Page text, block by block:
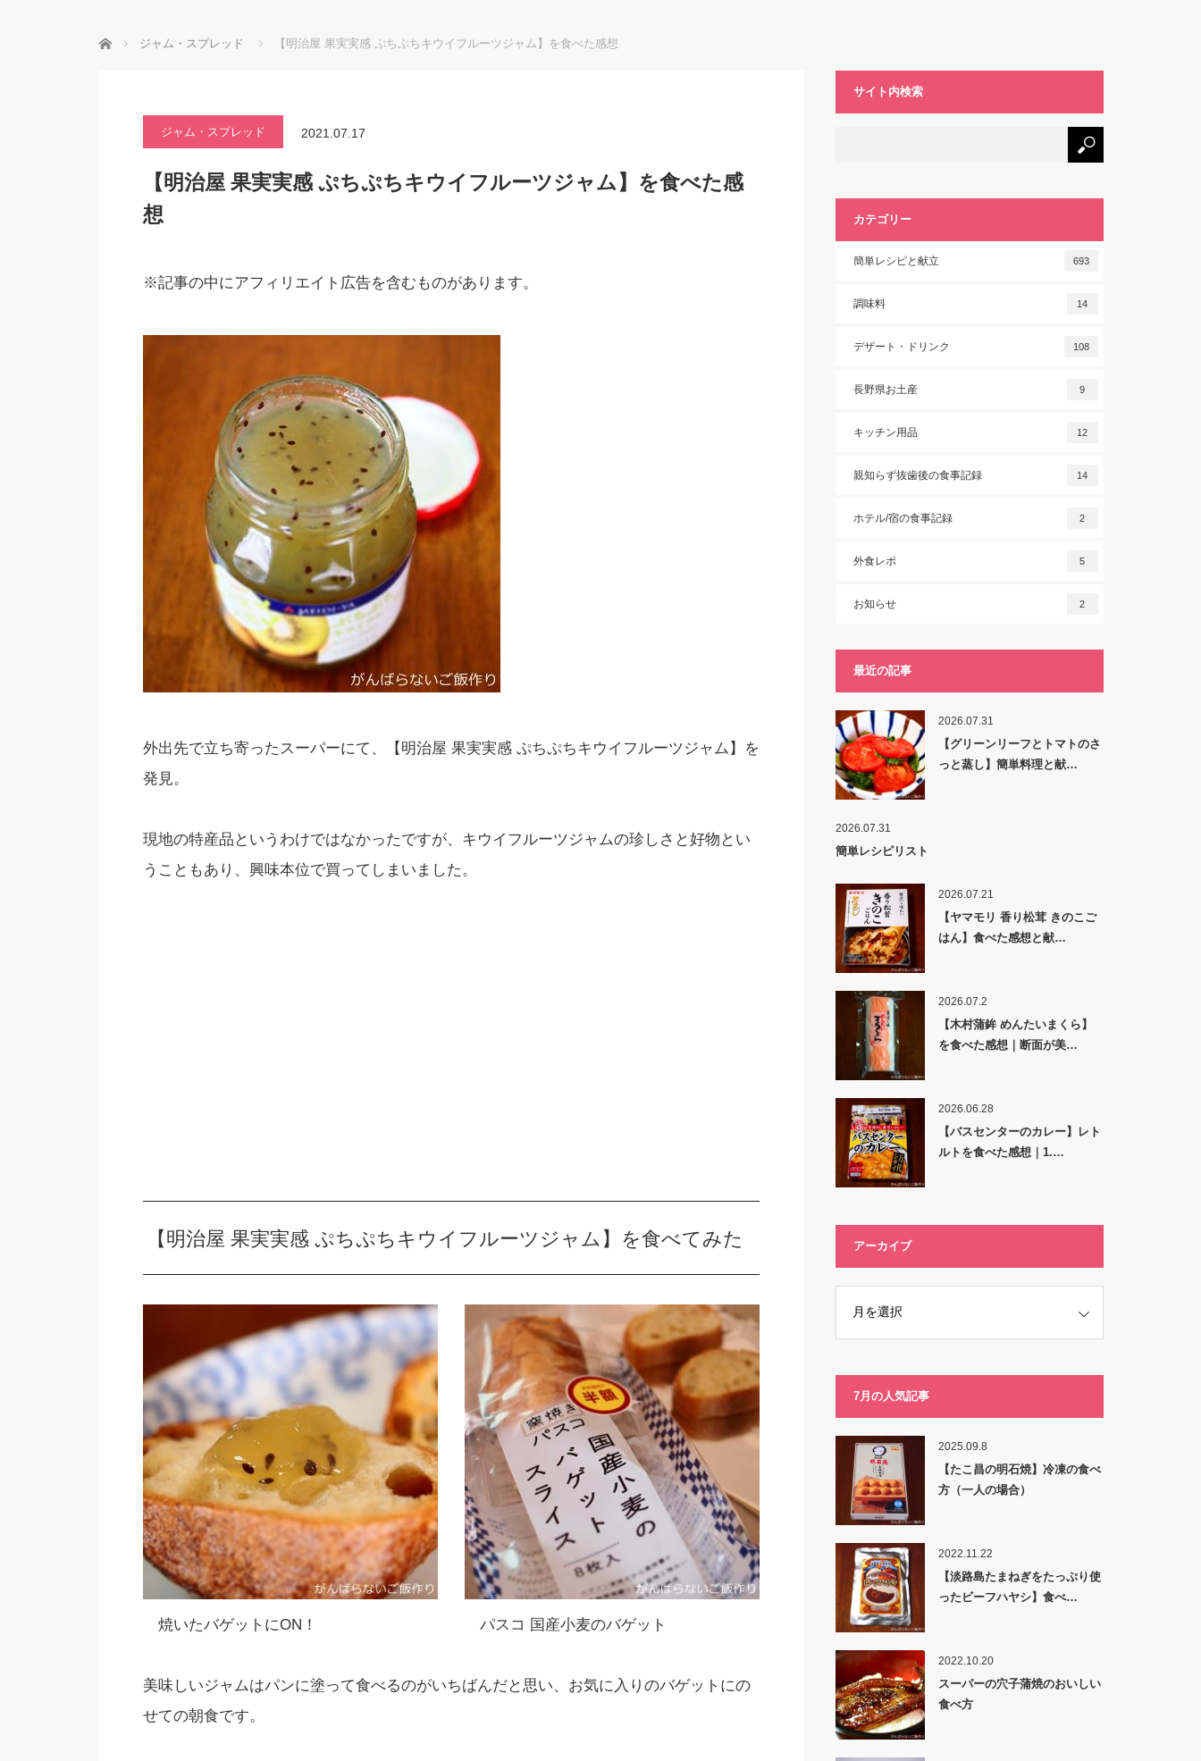
ホーム ジャム・スプレッド 【明治屋 果実実感 ぷちぷちキウイフルーツジャム】を食べた感想
ジャム・スプレッド 2021.07.17
【明治屋 果実実感 ぷちぷちキウイフルーツジャム】を食べた感
想
※記事の中にアフィリエイト広告を含むものがあります。
外出先で立ち寄ったスーパーにて、【明治屋 果実実感 ぷちぷちキウイフルーツジャム】を
発見。
現地の特産品というわけではなかったですが、キウイフルーツジャムの珍しさと好物とい
うこともあり、興味本位で買ってしまいました。
【明治屋 果実実感 ぷちぷちキウイフルーツジャム】を食べてみた
焼いたバゲットにON！ パスコ 国産小麦のバゲット
美味しいジャムはパンに塗って食べるのがいちばんだと思い、お気に入りのバゲットにの
せての朝食です。
サイト内検索
カテゴリー
簡単レシピと献立 693
調味料 14
デザート・ドリンク 108
長野県お土産 9
キッチン用品 12
親知らず抜歯後の食事記録 14
ホテル/宿の食事記録 2
外食レポ 5
お知らせ 2
最近の記事
2026.07.31
【グリーンリーフとトマトのさ
っと蒸し】簡単料理と献…
2026.07.31
簡単レシピリスト
2026.07.21
【ヤマモリ 香り松茸 きのこご
はん】食べた感想と献…
2026.07.2
【木村蒲鉾 めんたいまくら】
を食べた感想｜断面が美…
2026.06.28
【バスセンターのカレー】レト
ルトを食べた感想｜1.…
アーカイブ
7月の人気記事
2025.09.8
【たこ昌の明石焼】冷凍の食べ
方（一人の場合）
2022.11.22
【淡路島たまねぎをたっぷり使
ったビーフハヤシ】食べ…
2022.10.20
スーパーの穴子蒲焼のおいしい
食べ方